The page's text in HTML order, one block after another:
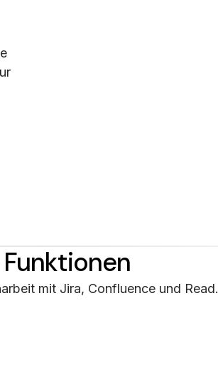
mit Jira, Confluence und Read.